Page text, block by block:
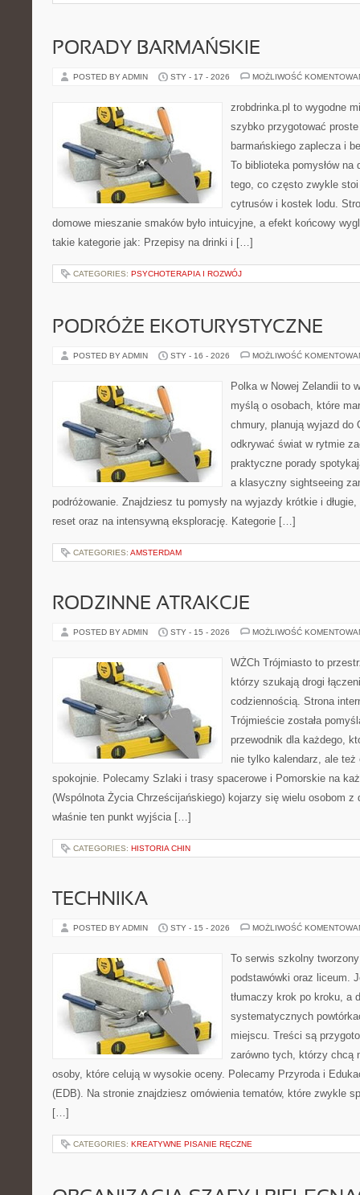
PORADY BARMAŃSKIE
POSTED BY ADMIN STY - 17 - 2026 MOŻLIWOŚĆ
zrobdrinka.pl to wygodne
szybko przygotować
barmańskiego zaplecza i
To biblioteka pomysłów
tego, co często zwykle
cytrusów i kostek lodu.
domowe mieszanie smaków było intuicyjne, a efekt końcowy
takie kategorie jak: Przepisy na drinki i […]
CATEGORIES: PSYCHOTERAPIA I ROZWÓJ
PODRÓŻE EKOTURYSTYCZNE
POSTED BY ADMIN STY - 16 - 2026 MOŻLIWOŚĆ
Polka w Nowej Zelandii to
myślą o osobach, które
chmury, planują wyjazd do
odkrywać świat w rytmie
praktyczne porady
a klasyczny sightseeing
podróżowanie. Znajdziesz tu pomysły na wyjazdy krótkie i
reset oraz na intensywną eksplorację. Kategorie […]
CATEGORIES: AMSTERDAM
RODZINNE ATRAKCJE
POSTED BY ADMIN STY - 15 - 2026 MOŻLIWOŚĆ
WŻCh Trójmiasto to
którzy szukają drogi
codziennością. Strona
Trójmieście została
przewodnik dla każdego,
nie tylko kalendarz, ale
spokojnie. Polecamy Szlaki i trasy spacerowe i Pomorskie na
(Wspólnota Życia Chrześcijańskiego) kojarzy się wielu osobom z
właśnie ten punkt wyjścia […]
CATEGORIES: HISTORIA CHIN
TECHNIKA
POSTED BY ADMIN STY - 15 - 2026 MOŻLIWOŚĆ
To serwis szkolny
podstawówki oraz liceum.
tłumaczy krok po kroku, a
systematycznych
miejscu. Treści są
zarówno tych, którzy chcą
osoby, które celują w wysokie oceny. Polecamy Przyroda i
(EDB). Na stronie znajdziesz omówienia tematów, które zwykle
[…]
CATEGORIES: KREATYWNE PISANIE RĘCZNE